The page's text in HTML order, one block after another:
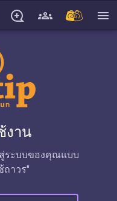
menu
งาน
ระบบของคุณแบบ
ถาวร"